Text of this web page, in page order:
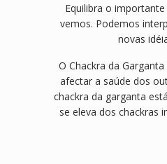
Equilibra o
vemos. Podemos
novas
O Chackra da
afectar a saúde dos
chackra da garganta
se eleva dos chackras